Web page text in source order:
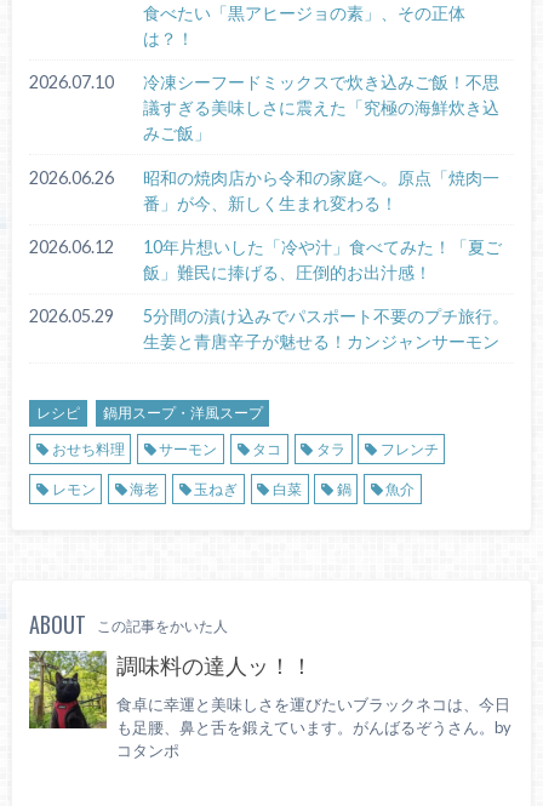
食べたい「黒アヒージョの素」、その正体
は？！
2026.07.10
冷凍シーフードミックスで炊き込みご飯！不思
議すぎる美味しさに震えた「究極の海鮮炊き込
みご飯」
2026.06.26
昭和の焼肉店から令和の家庭へ。原点「焼肉一
番」が今、新しく生まれ変わる！
2026.06.12
10年片想いした「冷や汁」食べてみた！「夏ご
飯」難民に捧げる、圧倒的お出汁感！
2026.05.29
5分間の漬け込みでパスポート不要のプチ旅行。
生姜と青唐辛子が魅せる！カンジャンサーモン
レシピ
鍋用スープ・洋風スープ
おせち料理
サーモン タコ タラ フレンチ
レモン 海老 玉ねぎ 白菜 鍋 魚介
ABOUT この記事をかいた人
調味料の達人ッ！！
食卓に幸運と美味しさを運びたいブラックネコは、今日
も足腰、鼻と舌を鍛えています。がんばるぞうさん。by
コタンポ